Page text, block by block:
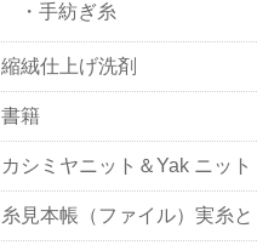
・手紡ぎ糸
縮絨仕上げ洗剤
書籍
カシミヤニット＆Yak ニット
小物お買い得
糸見本帳（ファイル）実糸と